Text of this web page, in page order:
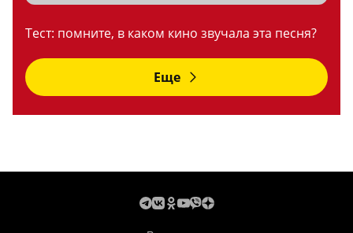
Тест: помните, в каком кино звучала эта песня?
Еще